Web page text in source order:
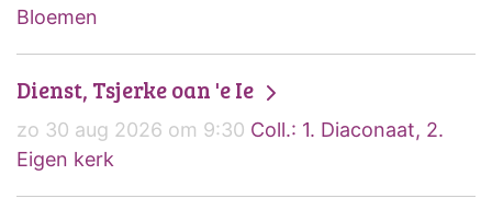
Bloemen
Dienst, Tsjerke oan 'e Ie
zo 30 aug 2026 om 9:30 Coll.: 1. Diaconaat, 2.
Eigen kerk